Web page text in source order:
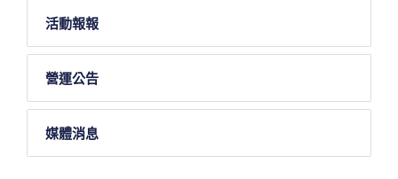
活動報報
營運公告
媒體消息